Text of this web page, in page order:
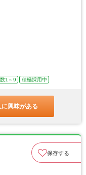
1～9 積極採用中
に興味がある
保存する